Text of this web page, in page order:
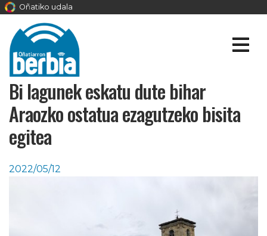
Oñatiko udala
Bi lagunek eskatu dute bihar
Araozko ostatua ezagutzeko bisita
egitea
2022/05/12